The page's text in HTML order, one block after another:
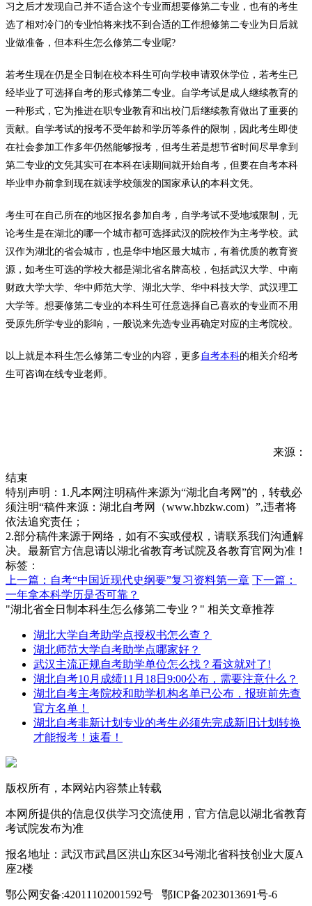
习之 后才发现自己并不适合这个专业而想要修第二专业，也有的考生
选了相对冷门的专业怕将来找不到合适的工作想修第二专业为日后就
业做准备，但本科生怎么修第二专业呢?
若考生现在仍是全日制在校本科生可向学校申请双休学位，若考生已
经毕业了可选择自考的形式修第二专业。
自学考试是成人继续教育的
一种形式，它为推进在职专业教育和出校门后继续教育做出了重要的
贡献。自学考试的报考不受年龄和学历等条件的限制，因此考生即使
在社会参加工作多年仍然能够报考，但考生若是想节省时间尽早拿到
第二专业的文凭其实可在本科在读期间就开始自考，但要在自考本科
毕业申办前拿到现在就读学校颁发的国家承认的本科文凭。
考生可在自己所在的地区报名参加自考，自学考试不受地域限制，无
论考生是在湖北的哪一个城市都可选择武汉的院校作为主考学校。武
汉作为湖北的省会城市，也是华中地区最大城市，有着优质的教育资
源，如考生可选的学校大都是湖北省名牌高校，包括武汉大学、中南
财政大学大学、华中师范大学、湖北大学、华中科技大学、武汉理工
大学等。想要修第二专业的本科生可任意选择自己喜欢的专业而不用
受原先所学专业的影响，一般说来先选专业再确定对应的主考院校。
以上就是本科生怎么修第二专业的内容，更多 自考本科的相关介绍考
生可咨询在线专业老师。
来源：
结束
特别声明：1.凡本网注明稿件来源为“湖北自考网”的，转载必
须注明“稿件来源：湖北自考网（www.hbzkw.com）”,违者将
依法追究责任；
2.部分稿件来源于网络，如有不实或侵权，请联系我们沟通解
决。最新官方信息请以湖北省教育考试院及各教育官网为准！
标签：
上一篇：自考“中国近现代史纲要”复习资料第一章 下一篇：
一年拿本科学历是否可靠？
"湖北省全日制本科生怎么修第二专业？" 相关文章推荐
湖北大学自考助学点授权书怎么查？
湖北师范大学自考助学点哪家好？
武汉主流正规自考助学单位怎么找？看这就对了!
湖北自考10月成绩11月18日9:00公布，需要注意什么？
湖北自考主考院校和助学机构名单已公布，报班前先查
官方名单！
湖北自考非新计划专业的考生必须先完成新旧计划转换
才能报考！速看！
版权所有，本网站内容禁止转载
本网所提供的信息仅供学习交流使用，官方信息以湖北省教育
考试院发布为准
报名地址：武汉市武昌区洪山东区34号湖北省科技创业大厦A
座2楼
鄂公网安备:42011102001592号 鄂ICP备2023013691号-6